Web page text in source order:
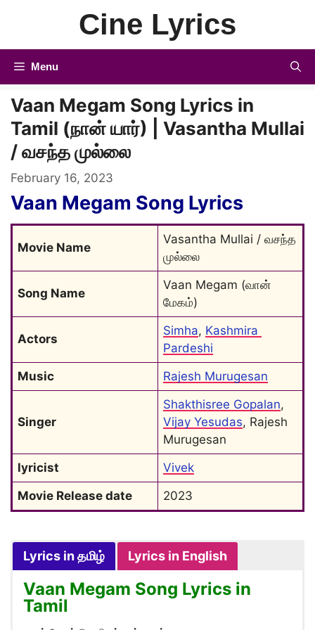
Cine Lyrics
Menu
Vaan Megam Song Lyrics in
Tamil (நான் யார்) | Vasantha Mullai
/ வசந்த முல்லை
February 16, 2023
Vaan Megam Song Lyrics
Movie Name
Vasantha Mullai / வசந்த
முல்லை
Song Name
Vaan Megam (வான்
மேகம்)
Actors
Simha, Kashmira
Pardeshi
Music
Rajesh Murugesan
Singer
Shakthisree Gopalan
Vijay Yesudas, Rajesh
Murugesan
lyricist
Vivek
Movie Release date
2023
Lyrics in தமிழ் Lyrics in English
Vaan Megam Song Lyrics in
Tamil